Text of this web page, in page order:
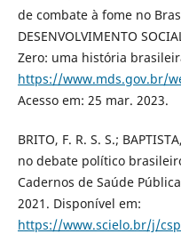
de combate à fome no
DESENVOLVIMENTO
Zero: uma história
https://www.mds.gov.br/
Acesso em: 25 mar. 2023.
BRITO, F. R. S. S.;
no debate político
Cadernos de Saúde
2021. Disponível em:
https://www.scielo.br/j/